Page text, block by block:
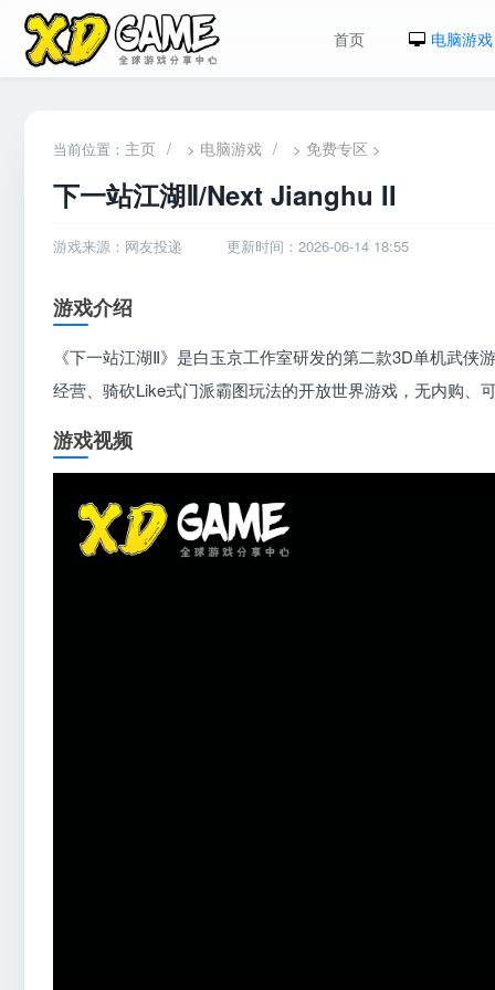
首页 电脑游戏
当前位置： 主页 / > 电脑游戏 / > 免费专区 >
下一站江湖Ⅱ/Next Jianghu II
游戏来源：网友投递 更新时间：2026-06-14 18:55
游戏介绍
《下一站江湖Ⅱ》是白玉京工作室研发的第二款3D单机武
经营、骑砍Like式门派霸图玩法的开放世界游戏，无内购、
游戏视频